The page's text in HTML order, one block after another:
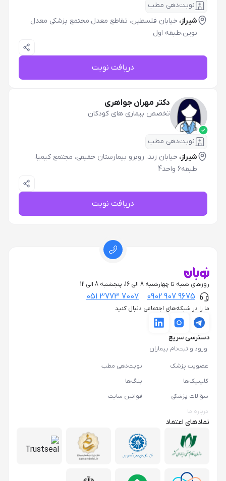
نوبت‌دهی مطب
شیراز، خیابان فلسطین، تقاطع معدل،مجتمع پزشکی معدل
نوین،طبقه اول
دریافت نوبت
دکتر مهران جواهری
تخصص بیماری های کودکان
نوبت‌دهی مطب
شیراز، خیابان زند، روبرو بیمارستان حقیقی، مجتمع کیمیا،
طبقه6 واحد4
دریافت نوبت
روزهای شنبه تا چهارشنبه 8 الی 16، پنجشنبه 8 الی 12
0902 907 9675
051 3773 7007
ما را در شبکه‌های اجتماعی دنبال کنید
دسترسی سریع
ورود و ثبت‌نام بیماران
عضویت پزشک
نوبت‌دهی مطب
کلینیک‌ها
بلاگ‌ها
سؤالات پزشکی
قوانین سایت
درباره ما
نمادهای اعتماد